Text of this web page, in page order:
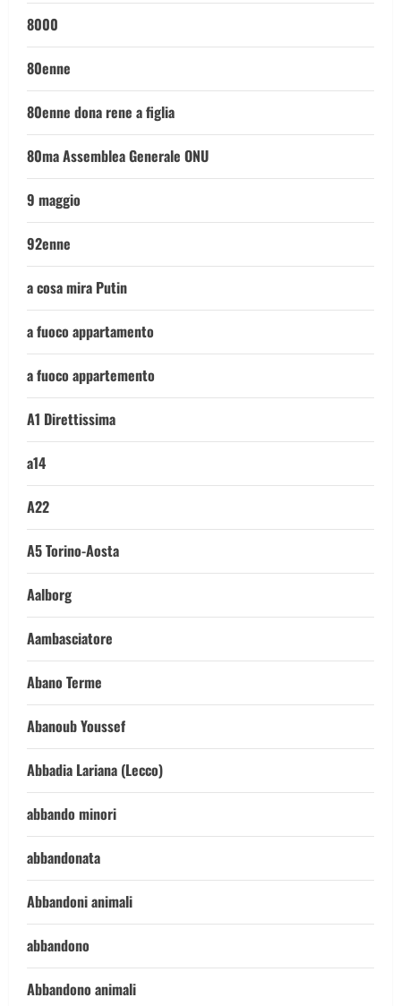
8000
80enne
80enne dona rene a figlia
80ma Assemblea Generale ONU
9 maggio
92enne
a cosa mira Putin
a fuoco appartamento
a fuoco appartemento
A1 Direttissima
a14
A22
A5 Torino-Aosta
Aalborg
Aambasciatore
Abano Terme
Abanoub Youssef
Abbadia Lariana (Lecco)
abbando minori
abbandonata
Abbandoni animali
abbandono
Abbandono animali